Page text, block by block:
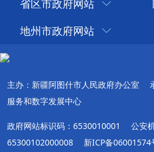
省区市政府网站
地州市政府网站
主办：新疆阿图什市人民政府办公室
服务和数字发展中心
政府网站标识码：6530010001
公安
65300102000008
新ICP备06001574